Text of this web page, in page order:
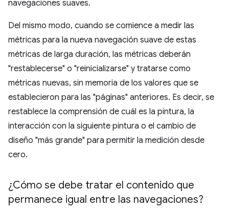
navegaciones suaves.
Del mismo modo, cuando se comience a medir las
métricas para la nueva navegación suave de estas
métricas de larga duración, las métricas deberán
"restablecerse" o "reinicializarse" y tratarse como
métricas nuevas, sin memoria de los valores que se
establecieron para las "páginas" anteriores. Es decir, se
restablece la comprensión de cuál es la pintura, la
interacción con la siguiente pintura o el cambio de
diseño "más grande" para permitir la medición desde
cero.
¿Cómo se debe tratar el contenido que
permanece igual entre las navegaciones?